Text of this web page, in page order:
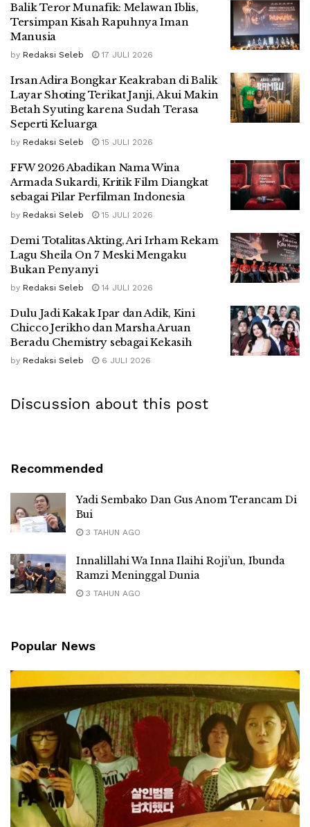
Balik Teror Munafik: Melawan Iblis,
Tersimpan Kisah Rapuhnya Iman
Manusia
by Redaksi Seleb 17 JULI 2026
Irsan Adira Bongkar Keakraban di Balik
Layar Shoting Terikat Janji, Akui Makin
Betah Syuting karena Sudah Terasa
Seperti Keluarga
by Redaksi Seleb 15 JULI 2026
FFW 2026 Abadikan Nama Wina
Armada Sukardi, Kritik Film Diangkat
sebagai Pilar Perfilman Indonesia
by Redaksi Seleb 15 JULI 2026
Demi Totalitas Akting, Ari Irham Rekam
Lagu Sheila On 7 Meski Mengaku
Bukan Penyanyi
by Redaksi Seleb 14 JULI 2026
Dulu Jadi Kakak Ipar dan Adik, Kini
Chicco Jerikho dan Marsha Aruan
Beradu Chemistry sebagai Kekasih
by Redaksi Seleb 6 JULI 2026
Discussion about this post
Recommended
Yadi Sembako Dan Gus Anom Terancam Di
Bui
3 TAHUN AGO
Innalillahi Wa Inna Ilaihi Roji’un, Ibunda
Ramzi Meninggal Dunia
3 TAHUN AGO
Popular News